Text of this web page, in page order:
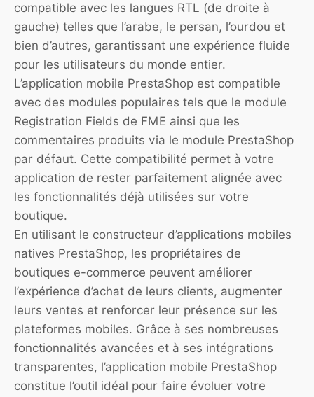
compatible avec les langues RTL (de droite à
gauche) telles que l’arabe, le persan, l’ourdou et
bien d’autres, garantissant une expérience fluide
pour les utilisateurs du monde entier.
L’application mobile PrestaShop est compatible
avec des modules populaires tels que le module
Registration Fields de FME ainsi que les
commentaires produits via le module PrestaShop
par défaut. Cette compatibilité permet à votre
application de rester parfaitement alignée avec
les fonctionnalités déjà utilisées sur votre
boutique.
En utilisant le constructeur d’applications mobiles
natives PrestaShop, les propriétaires de
boutiques e-commerce peuvent améliorer
l’expérience d’achat de leurs clients, augmenter
leurs ventes et renforcer leur présence sur les
plateformes mobiles. Grâce à ses nombreuses
fonctionnalités avancées et à ses intégrations
transparentes, l’application mobile PrestaShop
constitue l’outil idéal pour faire évoluer votre